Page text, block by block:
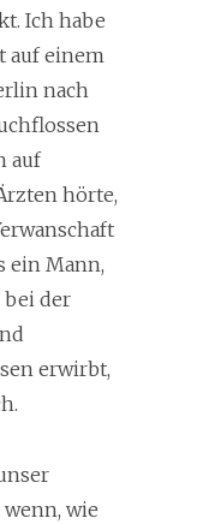
Ich habe
auf einem
nach
auf
hörte,
ein Mann,
bei der
erwirbt,
wie